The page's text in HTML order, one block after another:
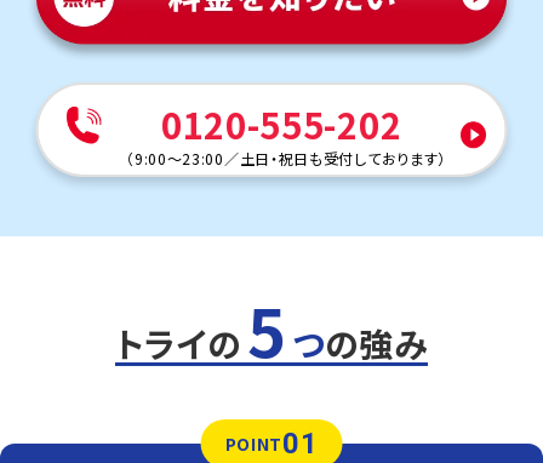
《私立一貫校》
◇東邦大学付属東邦中学校 ◇昭和学院秀英中学校 ◇国府台
女子学院中学部 ◇千葉日本大学第一中学校 ◇八千代松陰中
学校 ◇江戸川女子中学校 ◇志学館中等部 ◇東海大学付属
浦安中学校 ◇専修大学松戸中学校 ◇暁星国際中学校 ◇足
立学園中学校 ◇成田高等学校付属中学校 他
《公立中学校》
◇千葉大学教育学部附属中学校 ◇末広中学校 ◇幸町第二中
0120-555-202
（9:00～23:00 ／土日・祝日も受付しております）
トライの 5 つの強み
POINT01